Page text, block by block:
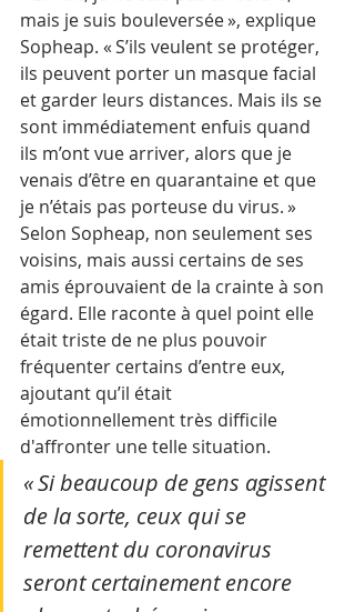
mais je suis bouleversée », explique
Sopheap. « S’ils veulent se protéger,
ils peuvent porter un masque facial
et garder leurs distances. Mais ils se
sont immédiatement enfuis quand
ils m’ont vue arriver, alors que je
venais d’être en quarantaine et que
je n’étais pas porteuse du virus. »
Selon Sopheap, non seulement ses
voisins, mais aussi certains de ses
amis éprouvaient de la crainte à son
égard. Elle raconte à quel point elle
était triste de ne plus pouvoir
fréquenter certains d’entre eux,
ajoutant qu’il était
émotionnellement très difficile
d'affronter une telle situation.
« Si beaucoup de gens agissent
de la sorte, ceux qui se
remettent du coronavirus
seront certainement encore